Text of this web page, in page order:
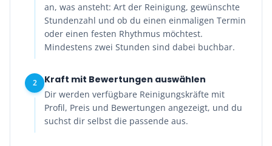
an, was ansteht: Art der Reinigung, gewünschte
Stundenzahl und ob du einen einmaligen Termin
oder einen festen Rhythmus möchtest.
Mindestens zwei Stunden sind dabei buchbar.
2 Kraft mit Bewertungen auswählen
Dir werden verfügbare Reinigungskräfte mit
Profil, Preis und Bewertungen angezeigt, und du
suchst dir selbst die passende aus.